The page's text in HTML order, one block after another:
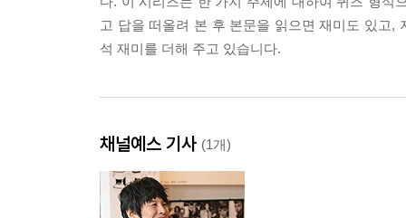
고 답을 떠올려 본 후 본문을 읽으면 재미도 있고,
석 재미를 더해 주고 있습니다.
채널예스 기사 (1개)